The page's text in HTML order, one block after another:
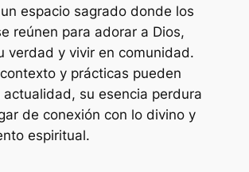
espacio sagrado donde los
reúnen para adorar a Dios,
verdad y vivir en comunidad.
y prácticas pueden
su esencia perdura
de conexión con lo divino y
espiritual.